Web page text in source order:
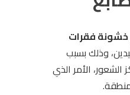
خشونة فقرات
وذلك بسبب
الأمر الذي